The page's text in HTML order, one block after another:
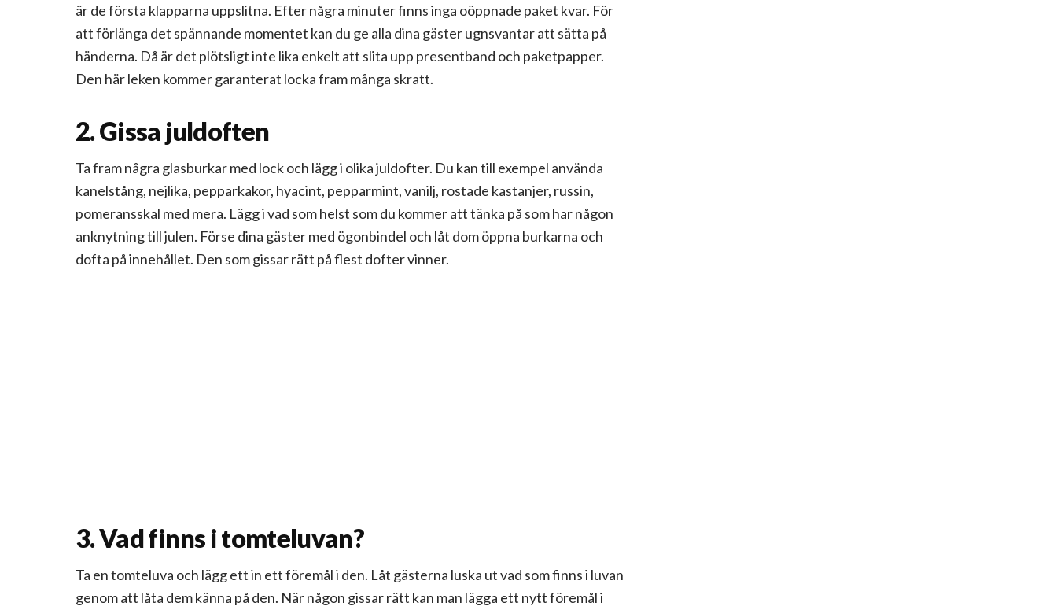
är de första klapparna uppslitna. Efter några minuter finns inga oöppnade paket kvar. För
att förlänga det spännande momentet kan du ge alla dina gäster ugnsvantar att sätta på
händerna. Då är det plötsligt inte lika enkelt att slita upp presentband och paketpapper.
Den här leken kommer garanterat locka fram många skratt.
2. Gissa juldoften
Ta fram några glasburkar med lock och lägg i olika juldofter. Du kan till exempel använda
kanelstång, nejlika, pepparkakor, hyacint, pepparmint, vanilj, rostade kastanjer, russin,
pomeransskal med mera. Lägg i vad som helst som du kommer att tänka på som har någon
anknytning till julen. Förse dina gäster med ögonbindel och låt dom öppna burkarna och
dofta på innehållet. Den som gissar rätt på flest dofter vinner.
3. Vad finns i tomteluvan?
Ta en tomteluva och lägg ett in ett föremål i den. Låt gästerna luska ut vad som finns i luvan
genom att låta dem känna på den. När någon gissar rätt kan man lägga ett nytt föremål i